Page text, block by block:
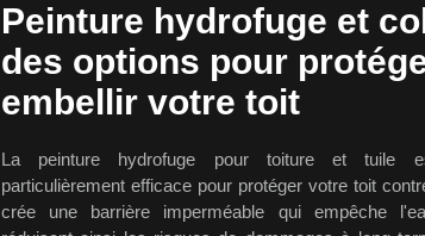
Peinture hydrofuge et
des options pour
embellir votre toit
La peinture hydrofuge pour toiture et tuile
particulièrement efficace pour protéger votre toit
crée une barrière imperméable qui empêche